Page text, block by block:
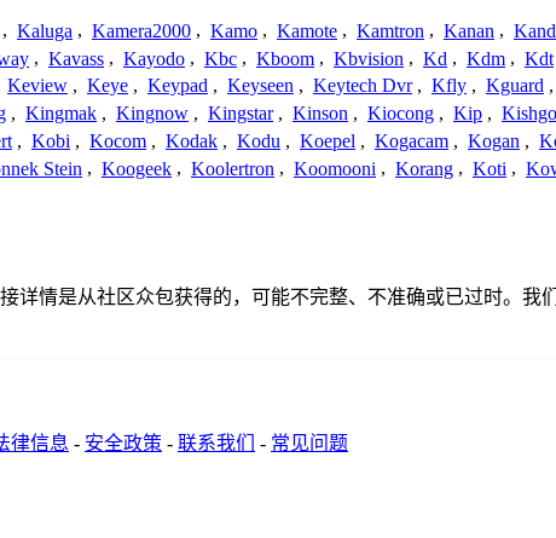
, Kaluga , Kamera2000 , Kamo , Kamote , Kamtron , Kanan ,
, Kavass , Kayodo , Kbc , Kboom , Kbvision , Kd , Kdm , Kdt
Keview , Keye , Keypad , Keyseen , Keytech Dvr , Kfly , Kguard ,
, Kingmak , Kingnow , Kingstar , Kinson , Kiocong , Kip , Kishgo
, Kobi , Kocom , Kodak , Kodu , Koepel , Kogacam , Kogan ,
Stein , Koogeek , Koolertron , Koomooni , Korang , Koti ,
详情是从社区众包获得的，可能不完整、不准确或已过时。
律信息 - 安全政策 - 联系我们 - 常见问题